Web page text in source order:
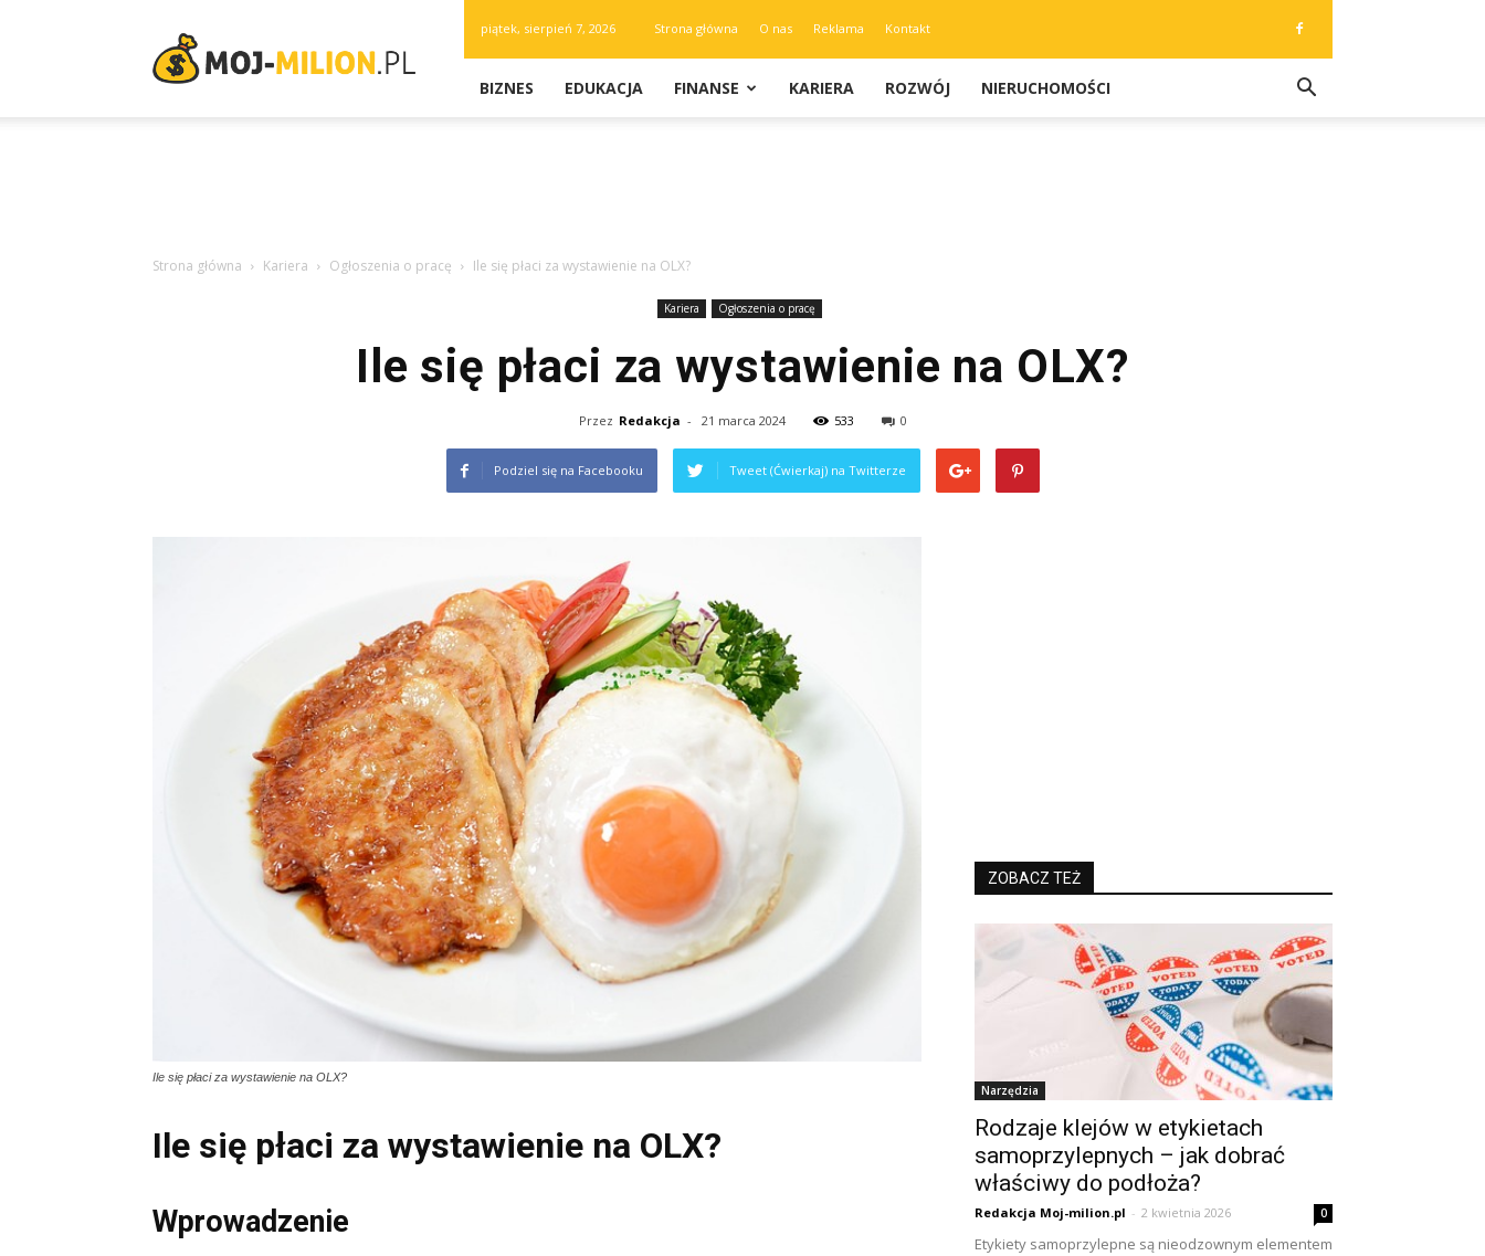
milion.pl
piątek, sierpień 7, 2026 Strona główna O nas Reklama Kontakt
BIZNES EDUKACJA FINANSE KARIERA ROZWÓJ NIERUCHOMOŚCI
Strona główna Kariera Ogłoszenia o pracę Ile się płaci za wystawienie na OLX?
Kariera Ogłoszenia o pracę
Ile się płaci za wystawienie na OLX?
Przez Redakcja - 21 marca 2024 533 0
Podziel się na Facebooku Tweet (Ćwierkaj) na Twitterze
Ile się płaci za wystawienie na OLX?
Ile się płaci za wystawienie na OLX?
Wprowadzenie
ZOBACZ TEŻ
Narzędzia
Rodzaje klejów w etykietach
samoprzylepnych – jak dobrać
właściwy do podłoża?
Redakcja Moj-milion.pl - 2 kwietnia 2026 0
Etykiety samoprzylepne są nieodzownym elementem